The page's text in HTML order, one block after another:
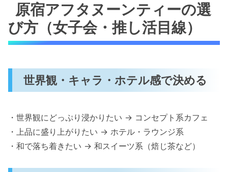
原宿アフタヌーンティーの選
び方（女子会・推し活目線）
世界観・キャラ・ホテル感で決める
・世界観にどっぷり浸かりたい → コンセプト系カフェ
・上品に盛り上がりたい → ホテル・ラウンジ系
・和で落ち着きたい → 和スイーツ系（焙じ茶など）